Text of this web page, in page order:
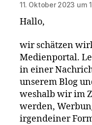
11. Oktober 2023 um
Hallo,
wir schätzen
Medienportal.
in einer
unserem Blog
weshalb wir im
werden,
irgendeiner